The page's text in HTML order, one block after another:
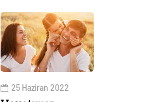
25 Haziran 2022